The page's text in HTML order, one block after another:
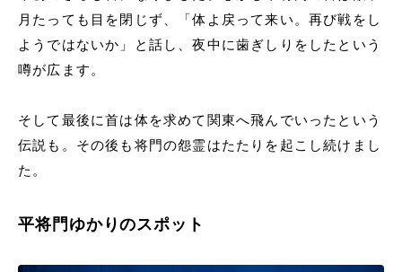
月たっても目を閉じず、「体よ戻って来い。再び戦をし
ようではないか」と話し、夜中に歯ぎしりをしたという
噂が広ます。
そして最後に首は体を求めて関東へ飛んでいったという
伝説も。その後も将門の怨霊はたたりを起こし続けまし
た。
平将門ゆかりのスポット